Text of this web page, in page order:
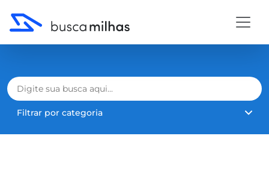
Filtrar por categoria